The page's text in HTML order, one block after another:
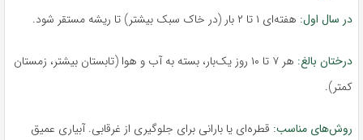
در سال اول: هفته‌ای ۱ تا ۲ بار (در خاک سبک بیشتر) تا ریشه مستقر شود.
درختان بالغ:
هر ۷ تا ۱۰ روز یک‌بار، بسته به آب و هوا (تابستان بیشتر، زمستان
کمتر).
روش‌های مناسب: قطره‌ای یا بارانی برای جلوگیری از غرقابی. آبیاری عمیق